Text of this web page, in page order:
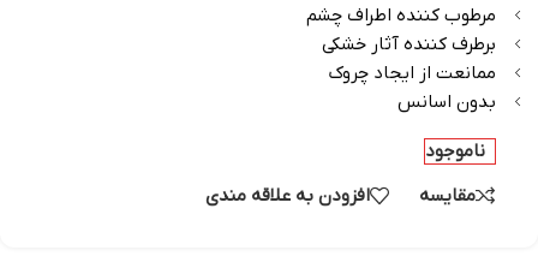
مرطوب کننده اطراف چشم
برطرف کننده آثار خشکی
ممانعت از ایجاد چروک
بدون اسانس
ناموجود
مقایسه
افزودن به علاقه مندی